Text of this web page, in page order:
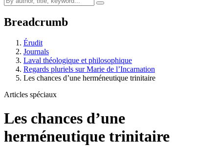
Breadcrumb
Érudit
Journals
Laval théologique et philosophique
Regards pluriels sur Marie de l’Incarnation
Les chances d’une herméneutique trinitaire
Articles spéciaux
Les chances d’une
herméneutique trinitaire